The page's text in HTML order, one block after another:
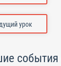
урок
события